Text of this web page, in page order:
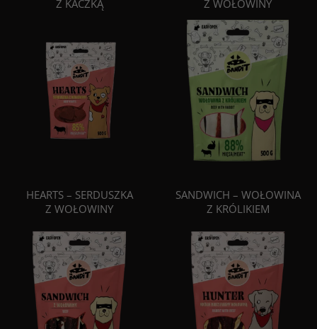
Z KACZKĄ
Z WOŁOWINY
HEARTS – SERDUSZKA
Z WOŁOWINY
SANDWICH – WOŁOWINA
Z KRÓLIKIEM